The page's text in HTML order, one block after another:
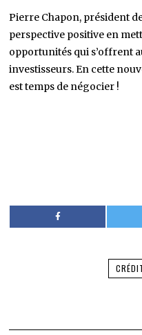
Pierre Chapon, président
perspective positive en
opportunités qui s’offrent
investisseurs. En cette
est temps de négocier !